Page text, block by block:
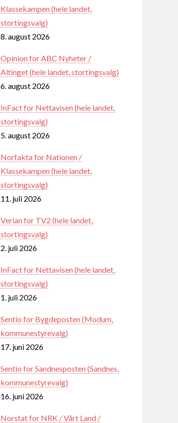
Klassekampen (hele landet,
stortingsvalg)
8. august 2026
Opinion for ABC Nyheter /
Altinget (hele landet, stortingsvalg)
6. august 2026
InFact for Nettavisen (hele landet,
stortingsvalg)
5. august 2026
Norfakta for Nationen /
Klassekampen (hele landet,
stortingsvalg)
11. juli 2026
Verian for TV2 (hele landet,
stortingsvalg)
2. juli 2026
InFact for Nettavisen (hele landet,
stortingsvalg)
1. juli 2026
Sentio for Bygdeposten (Modum,
kommunestyrevalg)
17. juni 2026
Sentio for Sandnesposten (Sandnes,
kommunestyrevalg)
16. juni 2026
Norstat for NRK / Vårt Land /